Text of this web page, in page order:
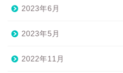
2023年6月
2023年5月
2022年11月